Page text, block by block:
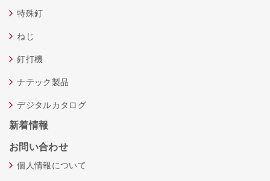
特殊釘
ねじ
釘打機
ナテック製品
デジタルカタログ
新着情報
お問い合わせ
個人情報について